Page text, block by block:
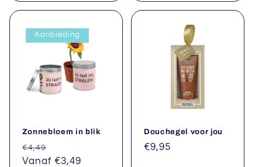
Aanbieding
Zonnebloem in blik
Normale
prijs
€4,49
Vanaf €3,49
Douchegel voor jou
Normale
€9,95